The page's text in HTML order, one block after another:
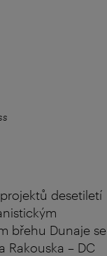
desetiletí
břehu Dunaje se
– DC